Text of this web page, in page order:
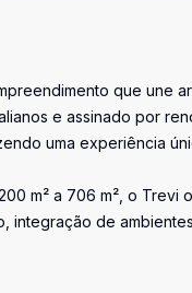
que une
e assinado por
uma experiência
m² a 706 m², o
integração de